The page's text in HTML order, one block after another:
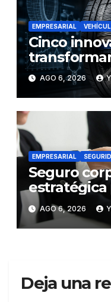
EMPRESARIAL
Cinco
los
futuro de la
AGO 6, 2026
EMPRESARIAL
Seguro
talento en
AGO 6, 2026
Deja una